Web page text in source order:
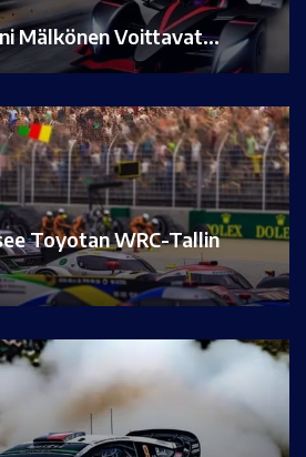
Mälkönen Voittavat…
Toyotan WRC-Tallin